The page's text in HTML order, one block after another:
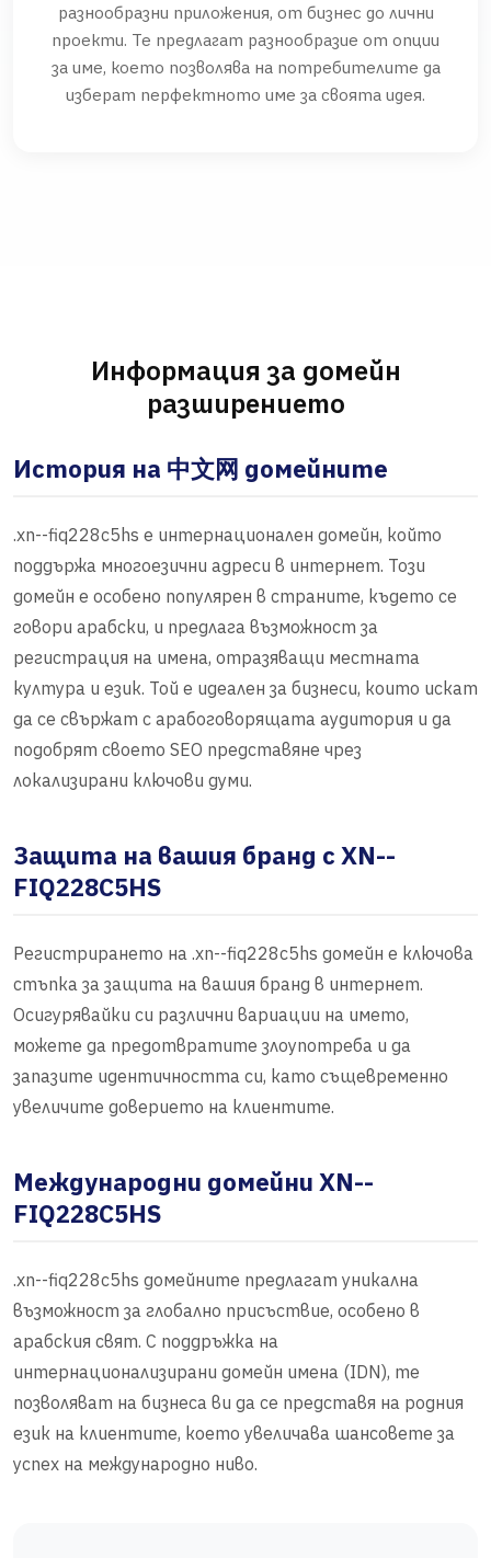
разнообразни приложения, от бизнес до лични
проекти. Те предлагат разнообразие от опции
за име, което позволява на потребителите да
изберат перфектното име за своята идея.
Информация за домейн
разширението
История на 中文网 домейните
.xn--fiq228c5hs е интернационален домейн, който
поддържа многоезични адреси в интернет. Този
домейн е особено популярен в страните, където се
говори арабски, и предлага възможност за
регистрация на имена, отразяващи местната
култура и език. Той е идеален за бизнеси, които искат
да се свържат с арабоговорящата аудитория и да
подобрят своето SEO представяне чрез
локализирани ключови думи.
Защита на вашия бранд с XN--
FIQ228C5HS
Регистрирането на .xn--fiq228c5hs домейн е ключова
стъпка за защита на вашия бранд в интернет.
Осигурявайки си различни вариации на името,
можете да предотвратите злоупотреба и да
запазите идентичността си, като същевременно
увеличите доверието на клиентите.
Международни домейни XN--
FIQ228C5HS
.xn--fiq228c5hs домейните предлагат уникална
възможност за глобално присъствие, особено в
арабския свят. С поддръжка на
интернационализирани домейн имена (IDN), те
позволяват на бизнеса ви да се представя на родния
език на клиентите, което увеличава шансовете за
успех на международно ниво.